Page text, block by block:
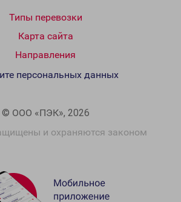
Типы перевозки
Карта сайта
Направления
© ООО «ПЭК», 2026
и охраняются законом
персональных данных